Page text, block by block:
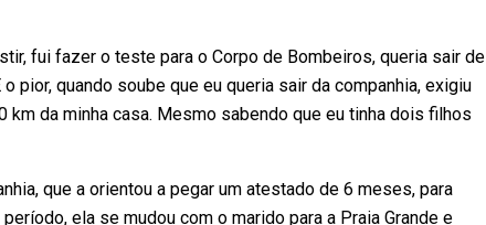
fui fazer o teste para o Corpo de Bombeiros, queria sair de
pior, quando soube que eu queria sair da companhia, exigiu
km da minha casa. Mesmo sabendo que eu tinha dois filhos
que a orientou a pegar um atestado de 6 meses, para
ela se mudou com o marido para a Praia Grande e